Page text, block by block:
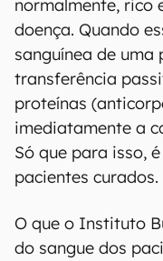
normalmente, rico
doença. Quando
sanguínea de uma
transferência
proteínas
imediatamente a
Só que para isso,
pacientes curados.
O que o Instituto
do sangue dos